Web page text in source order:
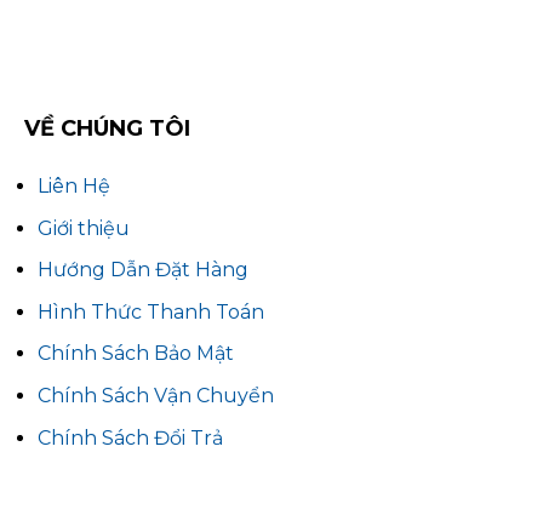
VỀ CHÚNG TÔI
Liên Hệ
Giới thiệu
Hướng Dẫn Đặt Hàng
Hình Thức Thanh Toán
Chính Sách Bảo Mật
Chính Sách Vận Chuyển
Chính Sách Đổi Trả